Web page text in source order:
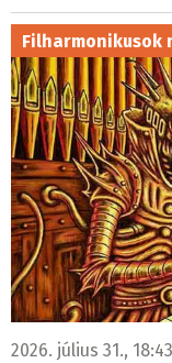
Filharmonikusok
2026. július 31., 18:43